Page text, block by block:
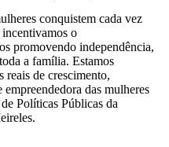
conquistem cada vez
o
promovendo independência,
a família. Estamos
reais de crescimento,
das mulheres
Políticas Públicas da